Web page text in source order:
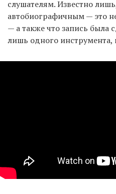
слушателям. Известно
автобиографичным — это
— а также что запись была
лишь одного инструмента,